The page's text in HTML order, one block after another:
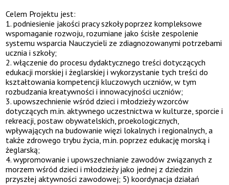
Celem Projektu jest:
podniesienie jakości pracy szkoły poprzez kompleksowe
wspomaganie rozwoju, rozumiane jako ścisłe zespolenie
systemu wsparcia Nauczycieli ze zdiagnozowanymi potrzebami
ucznia i szkoły;
włączenie do procesu dydaktycznego treści dotyczących
edukacji morskiej i żeglarskiej i wykorzystanie tych treści do
kształtowania kompetencji kluczowych uczniów, w tym
rozbudzania kreatywności i innowacyjności uczniów;
upowszechnienie wśród dzieci i młodzieży wzorców
dotyczących m.in. aktywnego uczestnictwa w kulturze, sporcie i
rekreacji, postaw obywatelskich, proekologicznych,
wpływających na budowanie więzi lokalnych i regionalnych, a
także zdrowego trybu życia, m.in. poprzez edukację morską i
żeglarską;
wypromowanie i upowszechnianie zawodów związanych z
morzem wśród dzieci i młodzieży jako jednej z dziedzin
przyszłej aktywności zawodowej; 5) koordynacja działań